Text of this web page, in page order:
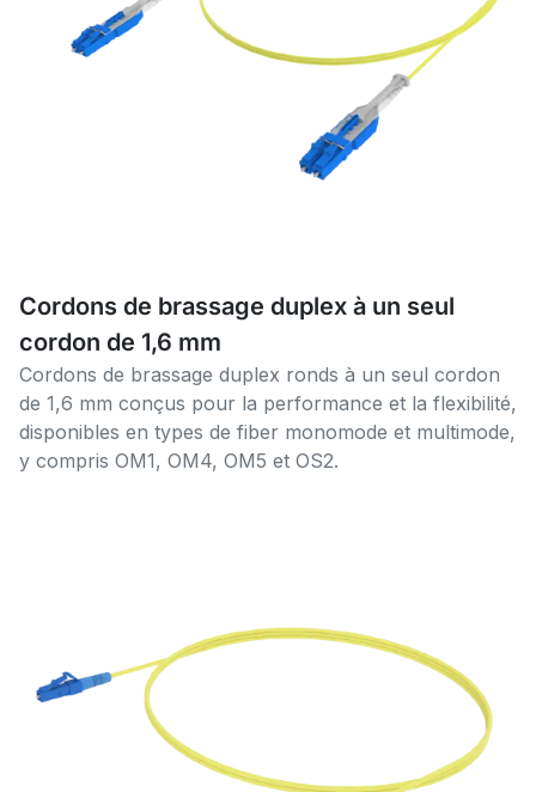
Cordons de brassage duplex à un seul
cordon de 1,6 mm
Cordons de brassage duplex ronds à un seul cordon
de 1,6 mm conçus pour la performance et la flexibilité,
disponibles en types de fiber monomode et multimode,
y compris OM1, OM4, OM5 et OS2.